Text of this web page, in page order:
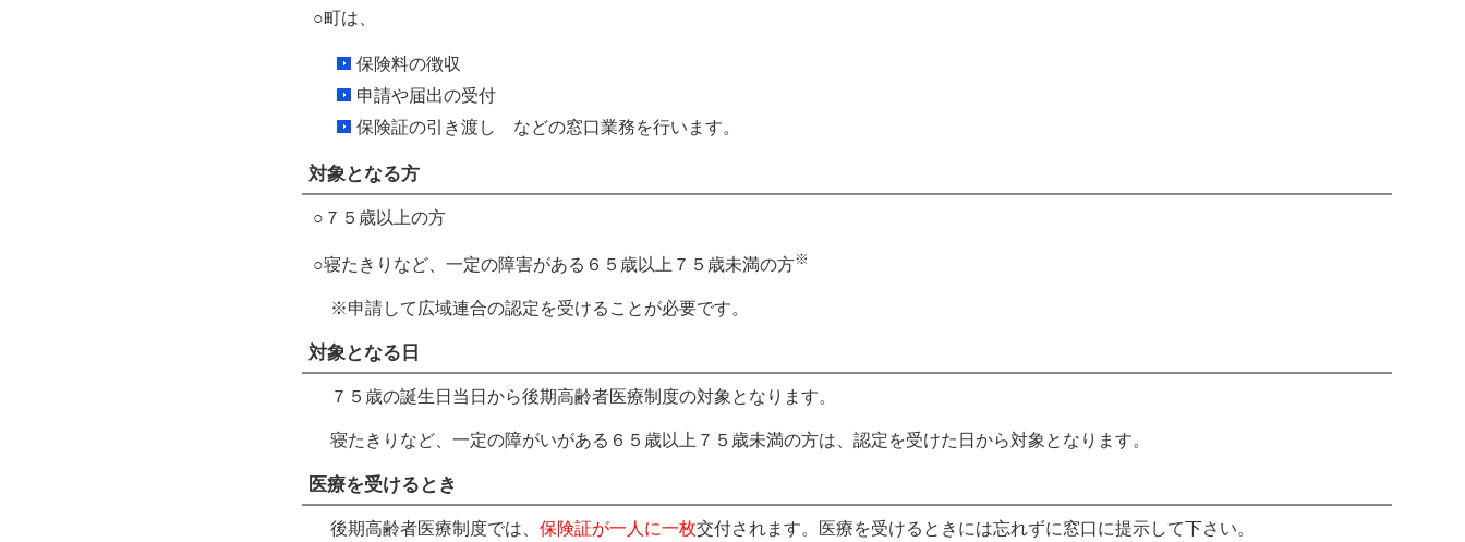
○町は、
保険料の徴収
申請や届出の受付
保険証の引き渡し
などの窓口業務を行います。
対象となる方
○７５歳以上の方
○寝たきりなど、一定の障害がある６５歳以上７５歳未満の方※
※申請して広域連合の認定を受けることが必要です。
対象となる日
７５歳の誕生日当日から後期高齢者医療制度の対象となります。
寝たきりなど、一定の障がいがある６５歳以上７５歳未満の方は、認定を受けた日から対象となります。
医療を受けるとき
後期高齢者医療制度では、 保険証が一人に一枚交付されます。医療を受けるときには忘れずに窓口に提示して下さい。